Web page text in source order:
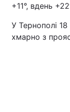
+11°, вдень
У Тернополі 18
хмарно з